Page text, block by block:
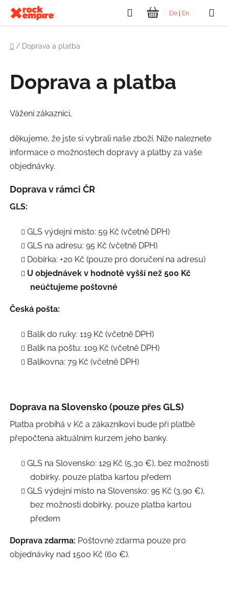
obsah
De En
Hledat
NÁKUPNÍ
Domů
/ Doprava a platba
Doprava a platba
Vážení zákazníci,
děkujeme, že jste si vybrali naše zboží. Níže naleznete
informace o možnostech dopravy a platby za vaše
objednávky.
Doprava v rámci ČR
GLS:
GLS výdejní místo: 59 Kč (včetně DPH)
GLS na adresu: 95 Kč (včetně DPH)
Dobírka: +20 Kč (pouze pro doručení na adresu)
U objednávek v hodnotě vyšší než 500 Kč
neúčtujeme poštovné
Česká pošta:
Balík do ruky: 119 Kč (včetně DPH)
Balík na poštu: 109 Kč (včetně DPH)
Balíkovna: 79 Kč (včetně DPH)
Doprava na Slovensko (pouze přes GLS)
Platba probíhá v Kč a zákazníkovi bude při platbě
přepočtena aktuálním kurzem jeho banky.
GLS na Slovensko: 129 Kč (5,30 €), bez možnosti
dobírky, pouze platba kartou předem
GLS výdejní místo na Slovensko: 95 Kč (3,90 €),
bez možnosti dobírky, pouze platba kartou
předem
Doprava zdarma: Poštovné zdarma pouze pro
objednávky nad 1500 Kč (60 €).